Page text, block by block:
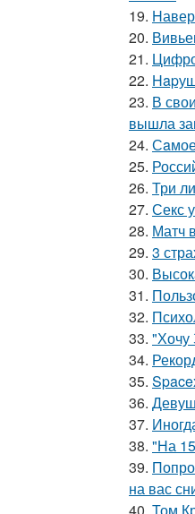
19.
20.
21.
22.
23. В
вышла
24.
25.
26. Три
27. Секс
28. Матч
29. 3
30.
31.
32.
33. "Хочу
34.
35.
36.
37.
38. "На
39.
на вас